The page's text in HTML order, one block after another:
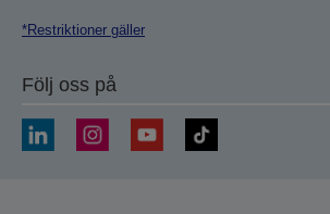
*Restriktioner gäller
Följ oss på